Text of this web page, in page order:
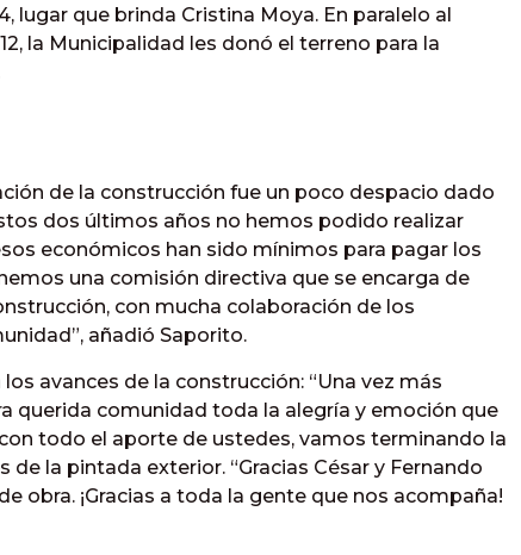
lugar que brinda Cristina Moya. En paralelo al
la Municipalidad les donó el terreno para la
de la construcción fue un poco despacio dado
dos últimos años no hemos podido realizar
económicos han sido mínimos para pagar los
una comisión directiva que se encarga de
con mucha colaboración de los
añadió Saporito.
avances de la construcción: “Una vez más
querida comunidad toda la alegría y emoción que
todo el aporte de ustedes, vamos terminando la
de la pintada exterior. “Gracias César y Fernando
obra. ¡Gracias a toda la gente que nos acompaña!